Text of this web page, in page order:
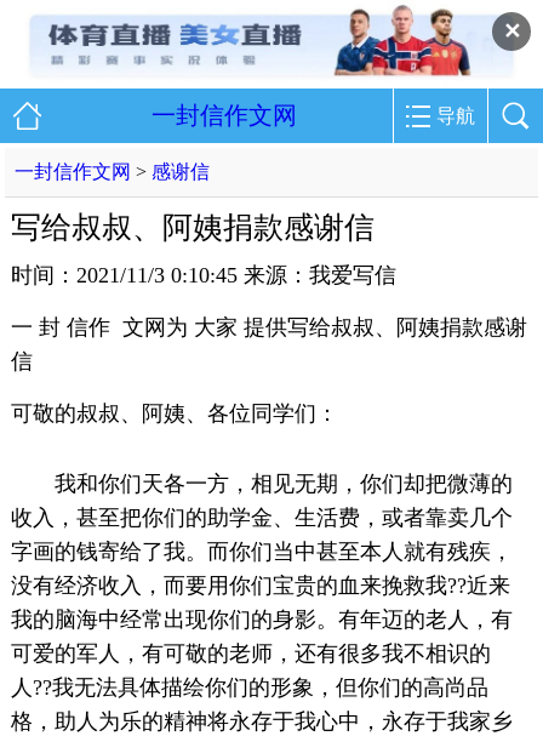
✕
一封信作文网 导航
一封信作文网 >感谢信
写给叔叔、阿姨捐款感谢信
时间：2021/11/3 0:10:45 来源：我爱写信
一 封 信作 文网为 大家 提供写给叔叔、阿姨捐款感谢
信
可敬的叔叔、阿姨、各位同学们：
我和你们天各一方，相见无期，你们却把微薄的
收入，甚至把你们的助学金、生活费，或者靠卖几个
字画的钱寄给了我。而你们当中甚至本人就有残疾，
没有经济收入，而要用你们宝贵的血来挽救我??近来
我的脑海中经常出现你们的身影。有年迈的老人，有
可爱的军人，有可敬的老师，还有很多我不相识的
人??我无法具体描绘你们的形象，但你们的高尚品
格，助人为乐的精神将永存于我心中，永存于我家乡